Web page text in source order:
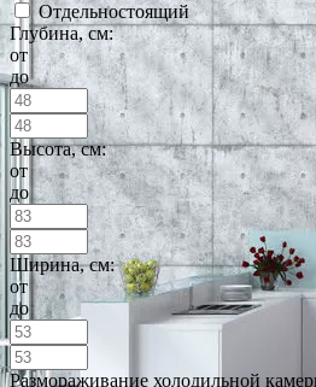
Отдельностоящий
Глубина, см:
от
до
Высота, см:
от
до
Ширина, см:
от
до
Размораживание холодильной